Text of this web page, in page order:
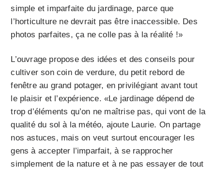
simple et imparfaite du jardinage, parce que
l’horticulture ne devrait pas être inaccessible. Des
photos parfaites, ça ne colle pas à la réalité !»
L’ouvrage propose des idées et des conseils pour
cultiver son coin de verdure, du petit rebord de
fenêtre au grand potager, en privilégiant avant tout
le plaisir et l’expérience. «Le jardinage dépend de
trop d’éléments qu’on ne maîtrise pas, qui vont de la
qualité du sol à la météo, ajoute Laurie. On partage
nos astuces, mais on veut surtout encourager les
gens à accepter l’imparfait, à se rapprocher
simplement de la nature et à ne pas essayer de tout